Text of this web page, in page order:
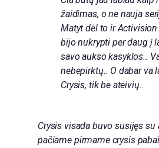
žaidimas, o ne nauja
Matyt dėl to ir
bijo nukrypti per daug į
savo aukso kasyklos..
nebepirktų.. O dabar va
Crysis, tik be ateivių..
Crysis visada buvo susijęs su
pačiame pirmame crysis